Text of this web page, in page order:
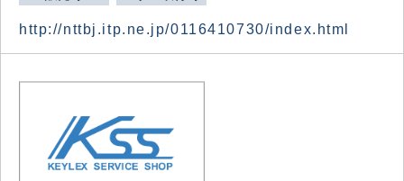
http://nttbj.itp.ne.jp/0116410730/index.html